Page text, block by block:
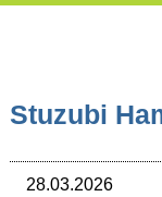
Stuzubi
28.03.2026